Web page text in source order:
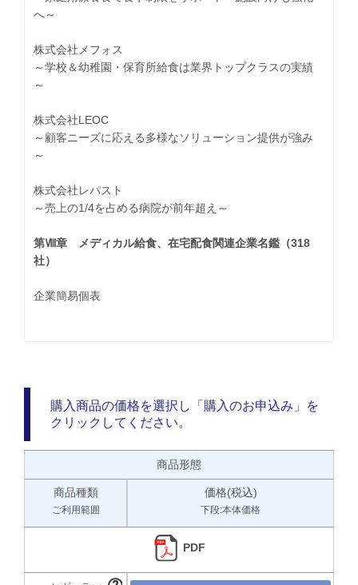
へ～
株式会社メフォス
～学校＆幼稚園・保育所給食は業界トップクラスの実績
～
株式会社LEOC
～顧客ニーズに応える多様なソリューション提供が強み
～
株式会社レパスト
～売上の1/4を占める病院が前年超え～
第Ⅷ章 メディカル給食、在宅配食関連企業名鑑（318
社）
企業簡易個表
購入商品の価格を選択し「購入のお申込み」を
クリックしてください。
商品形態
商品種類
ご利用範囲
価格(税込)
下段:本体価格
PDF